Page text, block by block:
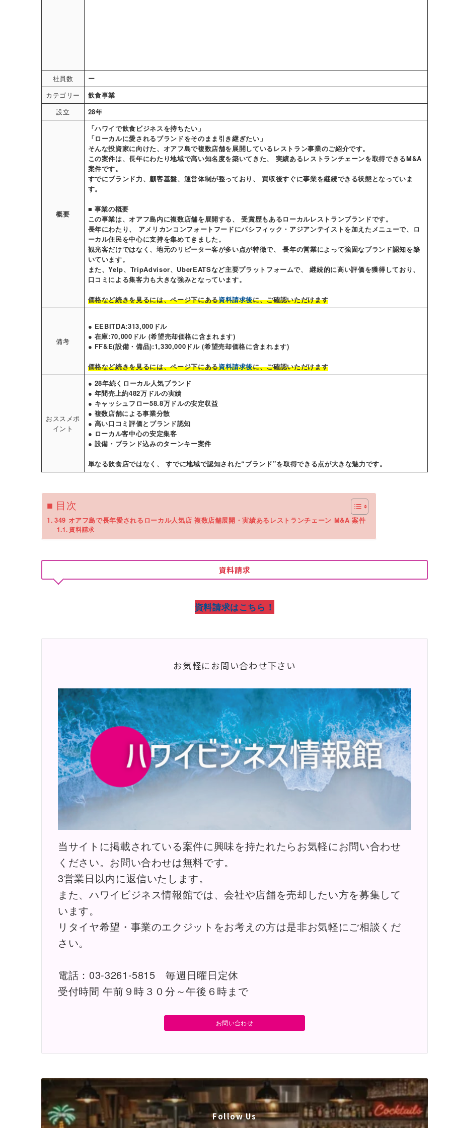
社員数
ー
カテゴリー
飲食事業
設立
28年
概要
「ハワイで飲食ビジネスを持ちたい」
「ローカルに愛されるブランドをそのまま引き継ぎたい」
そんな投資家に向けた、オアフ島で複数店舗を展開しているレストラン事業のご紹介です。
この案件は、長年にわたり地域で高い知名度を築いてきた、 実績あるレストランチェーンを取得できるM&A
案件です。
すでにブランド力、顧客基盤、運営体制が整っており、 買収後すぐに事業を継続できる状態となっていま
す。
■ 事業の概要
この事業は、オアフ島内に複数店舗を展開する、 受賞歴もあるローカルレストランブランドです。
長年にわたり、 アメリカンコンフォートフードにパシフィック・アジアンテイストを加えたメニューで、ロ
ーカル住民を中心に支持を集めてきました。
観光客だけではなく、地元のリピーター客が多い点が特徴で、 長年の営業によって強固なブランド認知を築
いています。
また、Yelp、TripAdvisor、UberEATSなど主要プラットフォームで、 継続的に高い評価を獲得しており、
口コミによる集客力も大きな強みとなっています。
価格など続きを見るには、ページ下にある資料請求後に、ご確認いただけます
備考
● EEBITDA:313,000ドル
● 在庫:70,000ドル (希望売却価格に含まれます)
● FF&E(設備・備品):1,330,000ドル (希望売却価格に含まれます)
価格など続きを見るには、ページ下にある資料請求後に、ご確認いただけます
おススメポ
イント
● 28年続くローカル人気ブランド
● 年間売上約482万ドルの実績
● キャッシュフロー58.8万ドルの安定収益
● 複数店舗による事業分散
● 高い口コミ評価とブランド認知
● ローカル客中心の安定集客
● 設備・ブランド込みのターンキー案件
単なる飲食店ではなく、 すでに地域で認知された“ブランド”を取得できる点が大きな魅力です。
■ 目次
349 オアフ島で長年愛されるローカル人気店 複数店舗展開・実績あるレストランチェーン M&A 案件
資料請求
資料請求
資料請求はこちら！
お気軽にお問い合わせ下さい
当サイトに掲載されている案件に興味を持たれたらお気軽にお問い合わせ
ください。お問い合わせは無料です。
3営業日以内に返信いたします。
また、ハワイビジネス情報館では、会社や店舗を売却したい方を募集して
います。
リタイヤ希望・事業のエクジットをお考えの方は是非お気軽にご相談くだ
さい。
電話：03-3261-5815 毎週日曜日定休
受付時間 午前９時３０分～午後６時まで
お問い合わせ
Follow Us